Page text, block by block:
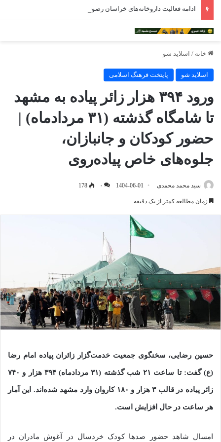
خانه / اسلاید شو
اسلاید شو پایتخت فرهنگ اسلامی
ورود ۳۹۴ هزار زائر پیاده به مشهد
تا شامگاه گذشته (۳۱ مردادماه) |
حضور کودکان و جانبازان،
جلوه‌های خاص پیاده‌روی
سید محمد محمدی 1404-06-01 ۰ 178
زمان مطالعه کمتر از یک دقیقه
حسین رضایی، سخنگوی جمعیت خدمت‌گزار زائران پیاده امام رضا
(ع) گفت: تا ساعت ۲۱ شب گذشته (۳۱ مردادماه) ۳۹۴ هزار و ۷۴۰
زائر پیاده در قالب ۳ هزار و ۱۸۰ کاروان وارد مشهد شده‌اند. این آمار
هر ساعت در حال افزایش است.
امسال شاهد حضور صد‌ها کودک خردسال در آغوش مادران در